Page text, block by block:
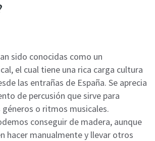
sido conocidas como un
el cual tiene una rica carga cultura
las entrañas de España. Se aprecia
de percusión que sirve para
o ritmos musicales.
conseguir de madera, aunque
hacer manualmente y llevar otros